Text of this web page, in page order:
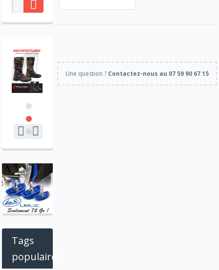
Une question ? Contactez-nous au 07 59 90 67 15
Tags
populaires